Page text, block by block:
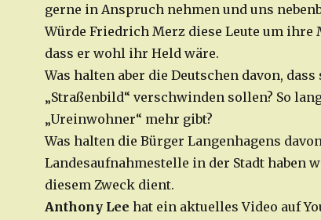
gerne in Anspruch nehmen und uns
Würde Friedrich Merz diese Leute um ihre
dass er wohl ihr Held wäre.
Was halten aber die Deutschen davon,
„Straßenbild“ verschwinden sollen? So
„Ureinwohner“ mehr gibt?
Was halten die Bürger Langenhagens
Landesaufnahmestelle in der Stadt haben
diesem Zweck dient.
Anthony Lee hat ein aktuelles Video auf